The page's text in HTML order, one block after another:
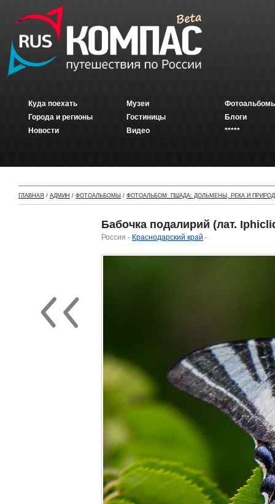
Куда поехать
Города и регионы
Новости
Музеи
Гостиницы
Видео
Блоги
*****
ГЛАВНАЯ / АДМИН / ФОТОАЛЬБОМЫ / ФОТОАЛЬБОМ: ПШАДА: ДОЛЬМЕНЫ, РЕКА И
Бабочка подалирий (лат.
Россия - Краснодарский край -